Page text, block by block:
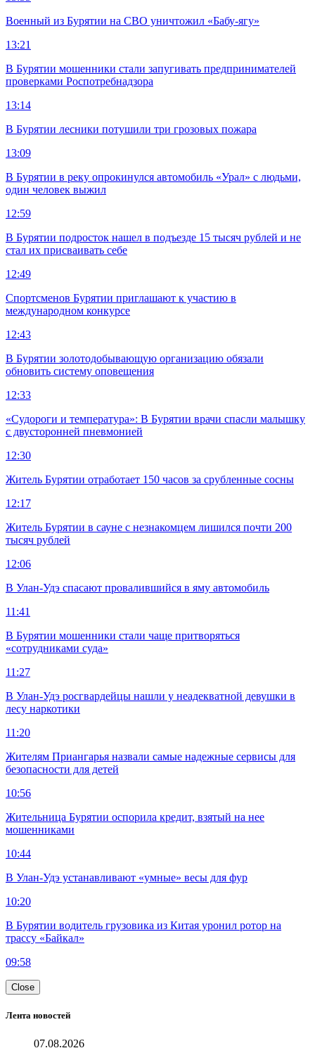
Военный из Бурятии на СВО уничтожил «Бабу-ягу»
13:21
В Бурятии мошенники стали запугивать предпринимателей
проверками Роспотребнадзора
13:14
В Бурятии лесники потушили три грозовых пожара
13:09
В Бурятии в реку опрокинулся автомобиль «Урал» с людьми,
один человек выжил
12:59
В Бурятии подросток нашел в подъезде 15 тысяч рублей и не
стал их присваивать себе
12:49
Спортсменов Бурятии приглашают к участию в
международном конкурсе
12:43
В Бурятии золотодобывающую организацию обязали
обновить систему оповещения
12:33
«Судороги и температура»: В Бурятии врачи спасли малышку
с двусторонней пневмонией
12:30
Житель Бурятии отработает 150 часов за срубленные сосны
12:17
Житель Бурятии в сауне с незнакомцем лишился почти 200
тысяч рублей
12:06
В Улан-Удэ спасают провалившийся в яму автомобиль
11:41
В Бурятии мошенники стали чаще притворяться
«сотрудниками суда»
11:27
В Улан-Удэ росгвардейцы нашли у неадекватной девушки в
лесу наркотики
11:20
Жителям Приангарья назвали самые надежные сервисы для
безопасности для детей
10:56
Жительница Бурятии оспорила кредит, взятый на нее
мошенниками
10:44
В Улан-Удэ устанавливают «умные» весы для фур
10:20
В Бурятии водитель грузовика из Китая уронил ротор на
трассу «Байкал»
09:58
Close
Лента новостей
07.08.2026